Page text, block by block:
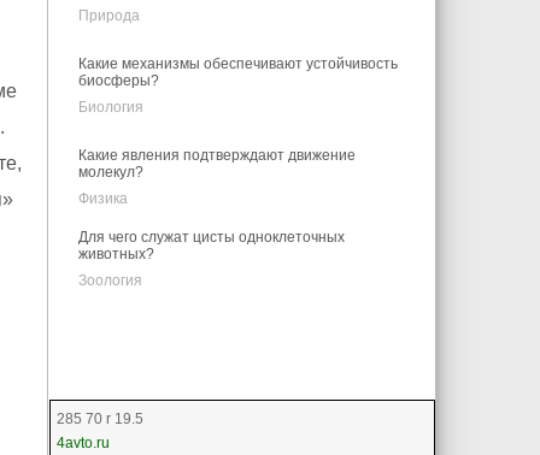
Природа
Какие механизмы обеспечивают устойчивость
биосферы?
Биология
Какие явления подтверждают движение
молекул?
Физика
Для чего служат цисты одноклеточных
животных?
Зоология
285 70 r 19.5
4avto.ru